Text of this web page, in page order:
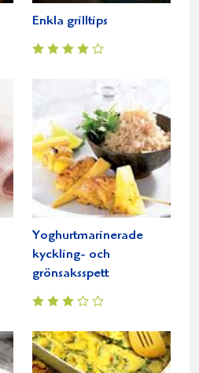
Enkla grilltips
Yoghurtmarinerade
kyckling- och
grönsaksspett